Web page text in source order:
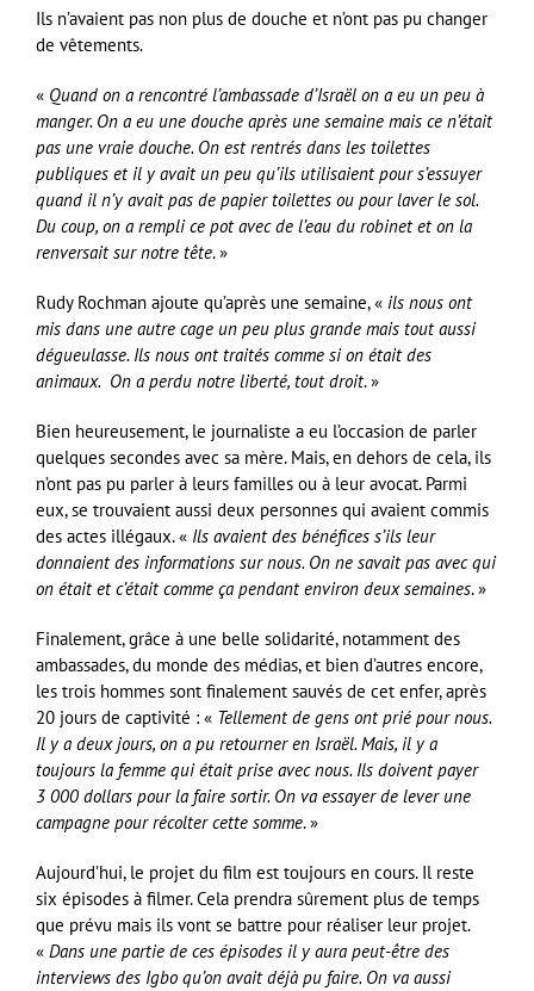
Ils n’avaient pas non plus de douche et n’ont pas pu changer
de vêtements.
« Quand on a rencontré l’ambassade d’Israël on a eu un peu à
manger. On a eu une douche après une semaine mais ce n’était
pas une vraie douche. On est rentrés dans les toilettes
publiques et il y avait un peu qu’ils utilisaient pour s’essuyer
quand il n’y avait pas de papier toilettes ou pour laver le sol.
Du coup, on a rempli ce pot avec de l’eau du robinet et on la
renversait sur notre tête. »
Rudy Rochman ajoute qu’après une semaine, « ils nous ont
mis dans une autre cage un peu plus grande mais tout aussi
dégueulasse. Ils nous ont traités comme si on était des
animaux. On a perdu notre liberté, tout droit. »
Bien heureusement, le journaliste a eu l’occasion de parler
quelques secondes avec sa mère. Mais, en dehors de cela, ils
n’ont pas pu parler à leurs familles ou à leur avocat. Parmi
eux, se trouvaient aussi deux personnes qui avaient commis
des actes illégaux. « Ils avaient des bénéfices s’ils leur
donnaient des informations sur nous. On ne savait pas avec qui
on était et c’était comme ça pendant environ deux semaines. »
Finalement, grâce à une belle solidarité, notamment des
ambassades, du monde des médias, et bien d’autres encore,
les trois hommes sont finalement sauvés de cet enfer, après
20 jours de captivité : « Tellement de gens ont prié pour nous.
Il y a deux jours, on a pu retourner en Israël. Mais, il y a
toujours la femme qui était prise avec nous. Ils doivent payer
3 000 dollars pour la faire sortir. On va essayer de lever une
campagne pour récolter cette somme. »
Aujourd’hui, le projet du film est toujours en cours. Il reste
six épisodes à filmer. Cela prendra sûrement plus de temps
que prévu mais ils vont se battre pour réaliser leur projet.
« Dans une partie de ces épisodes il y aura peut-être des
interviews des Igbo qu’on avait déjà pu faire. On va aussi